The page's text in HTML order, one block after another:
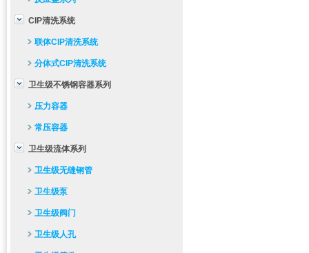
CIP清洗系统
联体CIP清洗系统
分体式CIP清洗系统
卫生级不锈钢容器系列
压力容器
常压容器
卫生级流体系列
卫生级无缝钢管
卫生级泵
卫生级阀门
卫生级人孔